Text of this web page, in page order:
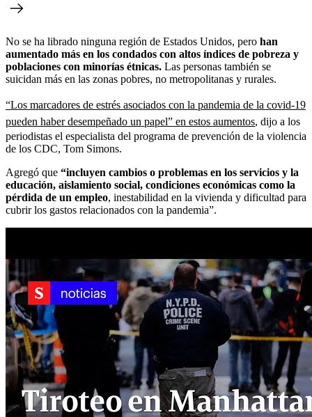
No se ha librado ninguna región de Estados Unidos, pero han
aumentado más en los condados con altos índices de pobreza y
poblaciones con minorías étnicas. Las personas también se
suicidan más en las zonas pobres, no metropolitanas y rurales.
“Los marcadores de estrés asociados con la pandemia de la covid-19
pueden haber desempeñado un papel” en estos aumentos, dijo a los
periodistas el especialista del programa de prevención de la violencia
de los CDC, Tom Simons.
Agregó que “incluyen cambios o problemas en los servicios y la
educación, aislamiento social, condiciones económicas como la
pérdida de un empleo, inestabilidad en la vivienda y dificultad para
cubrir los gastos relacionados con la pandemia”.